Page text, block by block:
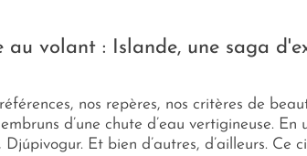
au volant : Islande, une saga
nos repères, nos critères de
d’une chute d’eau vertigineuse. En
Et bien d’autres, d’ailleurs. Ce